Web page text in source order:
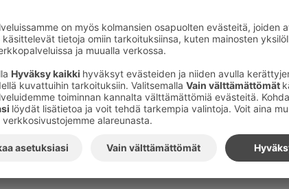
Tilaa S-ryhmän tiedotteet